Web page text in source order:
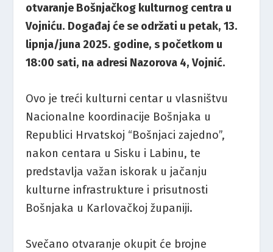
otvaranje Bošnjačkog kulturnog centra u
Vojniću. Događaj će se održati u petak, 13.
lipnja/juna 2025. godine, s početkom u
18:00 sati, na adresi Nazorova 4, Vojnić.
Ovo je treći kulturni centar u vlasništvu
Nacionalne koordinacije Bošnjaka u
Republici Hrvatskoj “Bošnjaci zajedno”,
nakon centara u Sisku i Labinu, te
predstavlja važan iskorak u jačanju
kulturne infrastrukture i prisutnosti
Bošnjaka u Karlovačkoj županiji.
Svečano otvaranje okupit će brojne